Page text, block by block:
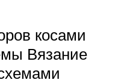
косами
Вязание